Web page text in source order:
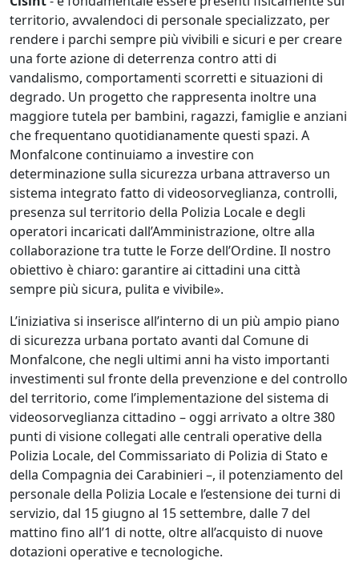
territorio, avvalendoci di personale specializzato, per
rendere i parchi sempre più vivibili e sicuri e per creare
una forte azione di deterrenza contro atti di
vandalismo, comportamenti scorretti e situazioni di
degrado. Un progetto che rappresenta inoltre una
maggiore tutela per bambini, ragazzi, famiglie e anziani
che frequentano quotidianamente questi spazi. A
Monfalcone continuiamo a investire con
determinazione sulla sicurezza urbana attraverso un
sistema integrato fatto di videosorveglianza, controlli,
presenza sul territorio della Polizia Locale e degli
operatori incaricati dall’Amministrazione, oltre alla
collaborazione tra tutte le Forze dell’Ordine. Il nostro
obiettivo è chiaro: garantire ai cittadini una città
sempre più sicura, pulita e vivibile».
L’iniziativa si inserisce all’interno di un più ampio piano
di sicurezza urbana portato avanti dal Comune di
Monfalcone, che negli ultimi anni ha visto importanti
investimenti sul fronte della prevenzione e del controllo
del territorio, come l’implementazione del sistema di
videosorveglianza cittadino – oggi arrivato a oltre 380
punti di visione collegati alle centrali operative della
Polizia Locale, del Commissariato di Polizia di Stato e
della Compagnia dei Carabinieri –, il potenziamento del
personale della Polizia Locale e l’estensione dei turni di
servizio, dal 15 giugno al 15 settembre, dalle 7 del
mattino fino all’1 di notte, oltre all’acquisto di nuove
dotazioni operative e tecnologiche.